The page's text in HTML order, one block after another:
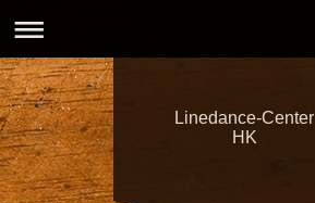
Linedance-Center
HK